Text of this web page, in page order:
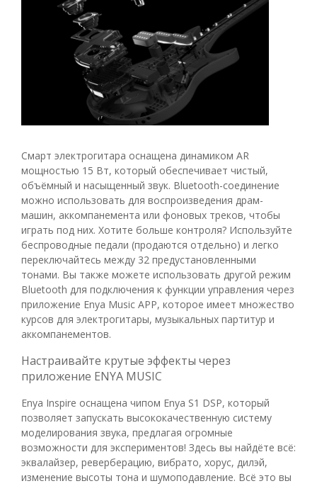
Смарт электрогитара оснащена динамиком AR
мощностью 15 Вт, который обеспечивает чистый,
объёмный и насыщенный звук. Bluetooth-соединение
можно использовать для воспроизведения драм-
машин, аккомпанемента или фоновых треков, чтобы
играть под них. Хотите больше контроля? Используйте
беспроводные педали (продаются отдельно) и легко
переключайтесь между 32 предустановленными
тонами. Вы также можете использовать другой режим
Bluetooth для подключения к функции управления через
приложение Enya Music APP, которое имеет множество
курсов для электрогитары, музыкальных партитур и
аккомпанементов.
Настраивайте крутые эффекты через
приложение ENYA MUSIC
Enya Inspire оснащена чипом Enya S1 DSP, который
позволяет запускать высококачественную систему
моделирования звука, предлагая огромные
возможности для экспериментов! Здесь вы найдёте всё:
эквалайзер, реверберацию, вибрато, хорус, дилэй,
изменение высоты тона и шумоподавление. Всё это вы